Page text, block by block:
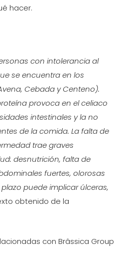
hacer.
con intolerancia al
se encuentra en los
Cebada y Centeno).
provoca en el celiaco
intestinales y la no
de la comida. La falta de
trae graves
desnutrición, falta de
fuertes, olorosas
puede implicar úlceras,
obtenido de la
con Brâssica Group